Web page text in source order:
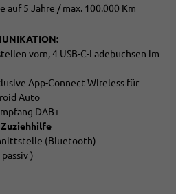
auf 5 Jahre / max. 100.000 Km
vorn, 4 USB-C-Ladebuchsen im
App-Connect Wireless für
Auto
DAB+
(Bluetooth)
)